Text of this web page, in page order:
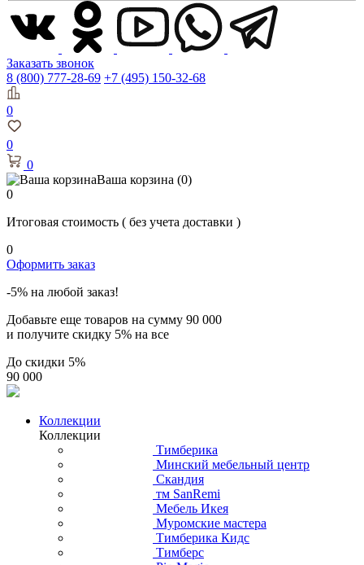
Заказать звонок
8 (800) 777-28-69 +7 (495) 150-32-68
0
0
0
Ваша корзина (0)
0
Итоговая стоимость ( без учета доставки )
0
Оформить заказ
-5% на любой заказ!
Добавьте еще товаров на сумму 90 000
и получите скидку 5% на все
До скидки 5%
90 000
Коллекции
Коллекции
Тимберика
Минский мебельный центр
Скандия
тм SanRemi
Мебель Икея
Муромские мастера
Тимберика Кидс
Тимберс